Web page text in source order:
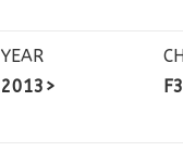
YEAR
2013>